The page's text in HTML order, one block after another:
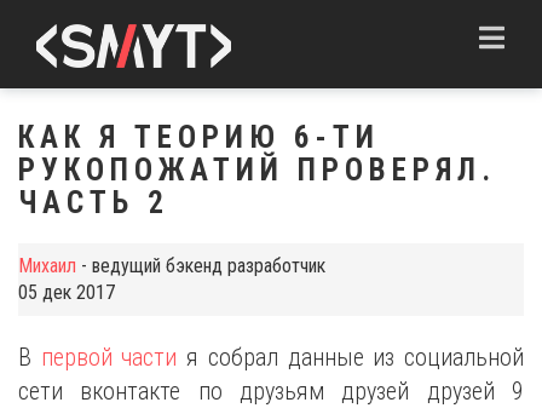
Toggle
КАК Я ТЕОРИЮ 6-ТИ
РУКОПОЖАТИЙ ПРОВЕРЯЛ.
ЧАСТЬ 2
Михаил - ведущий бэкенд разработчик
05 дек 2017
В первой части я собрал данные из социальной
сети вконтакте по друзьям друзей друзей 9